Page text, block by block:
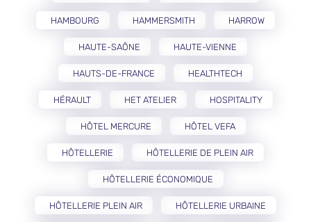
HAMBOURG HAMMERSMITH HARROW
HAUTE-SAÔNE HAUTE-VIENNE
HAUTS-DE-FRANCE HEALTHTECH
HÉRAULT HET ATELIER HOSPITALITY
HÔTEL MERCURE HÔTEL VEFA
HÔTELLERIE HÔTELLERIE DE PLEIN AIR
HÔTELLERIE ÉCONOMIQUE
HÔTELLERIE PLEIN AIR HÔTELLERIE URBAINE